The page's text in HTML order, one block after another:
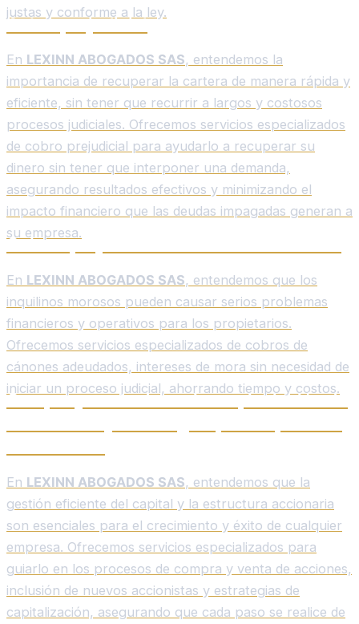
justas y conforme a la ley.
Cobro prejudicial
En LEXINN ABOGADOS SAS, entendemos la
importancia de recuperar la cartera de manera rápida y
eficiente, sin tener que recurrir a largos y costosos
procesos judiciales. Ofrecemos servicios especializados
de cobro prejudicial para ayudarlo a recuperar su
dinero sin tener que interponer una demanda,
asegurando resultados efectivos y minimizando el
impacto financiero que las deudas impagadas generan a
su empresa.
Cobros prejudiciales de arrendamientos.
En LEXINN ABOGADOS SAS, entendemos que los
inquilinos morosos pueden causar serios problemas
financieros y operativos para los propietarios.
Ofrecemos servicios especializados de cobros de
cánones adeudados, intereses de mora sin necesidad de
iniciar un proceso judicial, ahorrando tiempo y costos.
Compra y venta de acciones, inclusión de
En LEXINN ABOGADOS SAS, entendemos que la
gestión eficiente del capital y la estructura accionaria
son esenciales para el crecimiento y éxito de cualquier
empresa. Ofrecemos servicios especializados para
guiarlo en los procesos de compra y venta de acciones,
inclusión de nuevos accionistas y estrategias de
capitalización, asegurando que cada paso se realice de